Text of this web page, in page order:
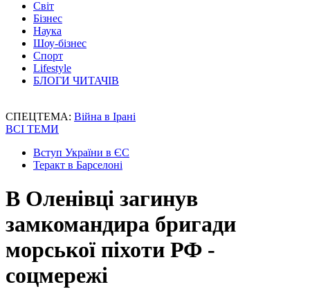
Світ
Бізнес
Наука
Шоу-бізнес
Спорт
Lifestyle
БЛОГИ ЧИТАЧІВ
СПЕЦТЕМА: Війна в Ірані
ВСІ ТЕМИ
Вступ України в ЄС
Теракт в Барселоні
В Оленівці загинув
замкомандира бригади
морської піхоти РФ -
соцмережі